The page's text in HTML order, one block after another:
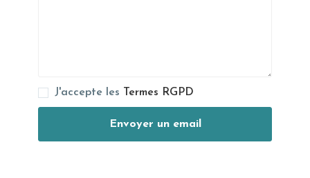
J'accepte les Termes RGPD